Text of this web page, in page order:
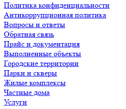
Политика конфиденциальности
Антикоррупционная политика
Вопросы и ответы
Обратная связь
Прайс и документация
Выполненные объекты
Городские территории
Парки и скверы
Жилые комплексы
Частные дома
Услуги